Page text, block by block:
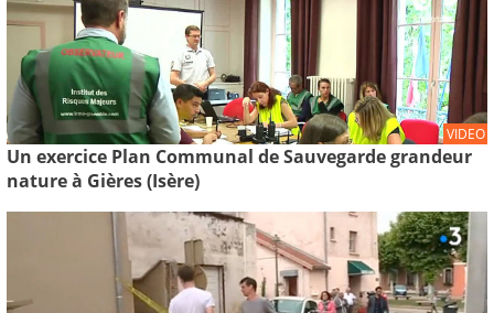
VIDEO
Un exercice Plan Communal de Sauvegarde grandeur
nature à Gières (Isère)